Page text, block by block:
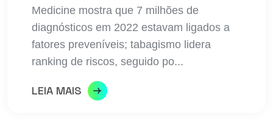
Medicine mostra que 7 milhões de
diagnósticos em 2022 estavam ligados a
fatores preveníveis; tabagismo lidera
ranking de riscos, seguido po...
LEIA MAIS